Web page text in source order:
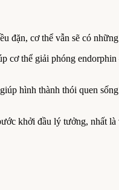
đặn, cơ thể vẫn sẽ có
cơ thể giải phóng
hình thành thói quen
khởi đầu lý tưởng, nhất